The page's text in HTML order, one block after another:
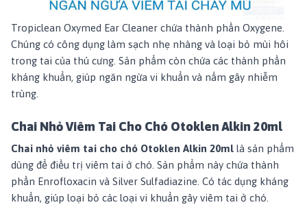
Tropiclean Oxymed Ear Cleaner chứa thành phần Oxygene.
Chúng có công dụng làm sạch nhẹ nhàng và loại bỏ mùi hôi
trong tai của thú cưng. Sản phẩm còn chứa các thành phần
kháng khuẩn, giúp ngăn ngừa vi khuẩn và nấm gây nhiễm
trùng.
Chai Nhỏ Viêm Tai Cho Chó Otoklen Alkin 20ml
Chai nhỏ viêm tai cho chó Otoklen Alkin 20ml là sản phẩm
dùng để điều trị viêm tai ở chó. Sản phẩm này chứa thành
phần Enrofloxacin và Silver Sulfadiazine. Có tác dụng kháng
khuẩn, giúp loại bỏ các loại vi khuẩn gây viêm tai ở chó.